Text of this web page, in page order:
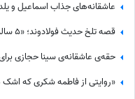
قصه تلخ حدیث فولادوند؛ «5 سالم بود که پدرم جلوی چشمانم از دست رفت» 💔
حقه‌ی عاشقانه‌ی سینا حجازی